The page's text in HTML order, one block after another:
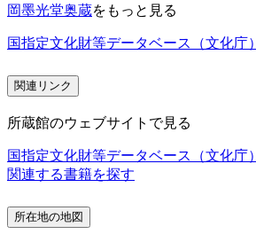
岡墨光堂奥蔵をもっと見る
国指定文化財等データベース（文化庁）
関連リンク
所蔵館のウェブサイトで見る
国指定文化財等データベース（文化庁）
関連する書籍を探す
所在地の地図